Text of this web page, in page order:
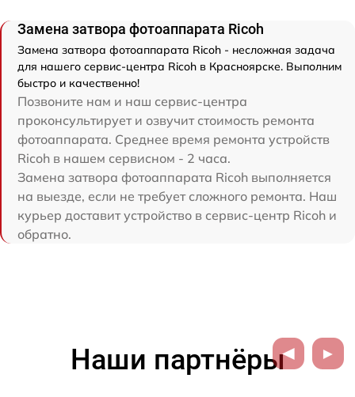
Замена затвора фотоаппарата Ricoh
Замена затвора фотоаппарата Ricoh - несложная задача
для нашего сервис-центра Ricoh в Красноярске. Выполним
быстро и качественно!
Позвоните нам и наш сервис-центра
проконсультирует и озвучит стоимость ремонта
фотоаппарата. Среднее время ремонта устройств
Ricoh в нашем сервисном - 2 часа.
Замена затвора фотоаппарата Ricoh выполняется
на выезде, если не требует сложного ремонта. Наш
курьер доставит устройство в сервис-центр Ricoh и
обратно.
Наши партнёры